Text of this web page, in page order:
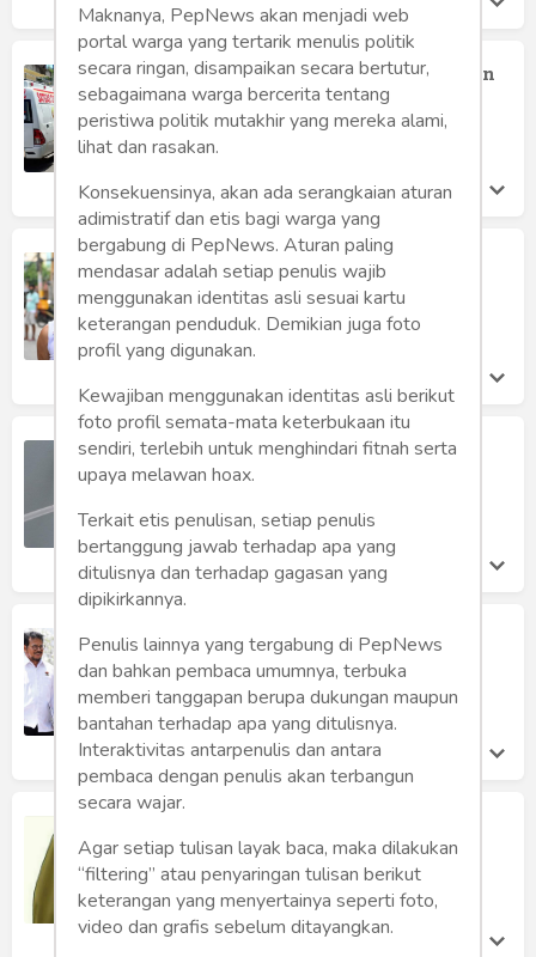
Mewaspadai Klaster Baru Penyebaran
Covid-19
Rusdil Fikri
Kamis 16 Jul, 2020
Penularan Covid-19 Masih Tinggi
Rusdil Fikri
Senin 13 Jul, 2020
Rapid Test
Dahlan Iskan
Carut Marut Kabinet Jokowi
Andi Setiono Mangoenprasodjo
Kamis 9 Jul, 2020
Budi Setiawan
Sabtu 4 Jul, 2020
Maknanya, PepNews akan menjadi web
portal warga yang tertarik menulis politik
secara ringan, disampaikan secara bertutur,
sebagaimana warga bercerita tentang
peristiwa politik mutakhir yang mereka alami,
lihat dan rasakan.
Konsekuensinya, akan ada serangkaian aturan
adimistratif dan etis bagi warga yang
bergabung di PepNews. Aturan paling
mendasar adalah setiap penulis wajib
menggunakan identitas asli sesuai kartu
keterangan penduduk. Demikian juga foto
profil yang digunakan.
Kewajiban menggunakan identitas asli berikut
foto profil semata-mata keterbukaan itu
sendiri, terlebih untuk menghindari fitnah serta
upaya melawan hoax.
Terkait etis penulisan, setiap penulis
bertanggung jawab terhadap apa yang
ditulisnya dan terhadap gagasan yang
dipikirkannya.
Penulis lainnya yang tergabung di PepNews
dan bahkan pembaca umumnya, terbuka
memberi tanggapan berupa dukungan maupun
bantahan terhadap apa yang ditulisnya.
Interaktivitas antarpenulis dan antara
pembaca dengan penulis akan terbangun
secara wajar.
Agar setiap tulisan layak baca, maka dilakukan
“filtering” atau penyaringan tulisan berikut
keterangan yang menyertainya seperti foto,
video dan grafis sebelum ditayangkan.